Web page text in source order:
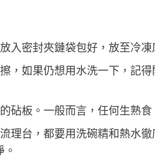
入密封夾鏈袋包好，放至冷凍
，如果仍想用水洗一下，記
砧板。一般而言，任何生熟食
理台，都要用洗碗精和熱水